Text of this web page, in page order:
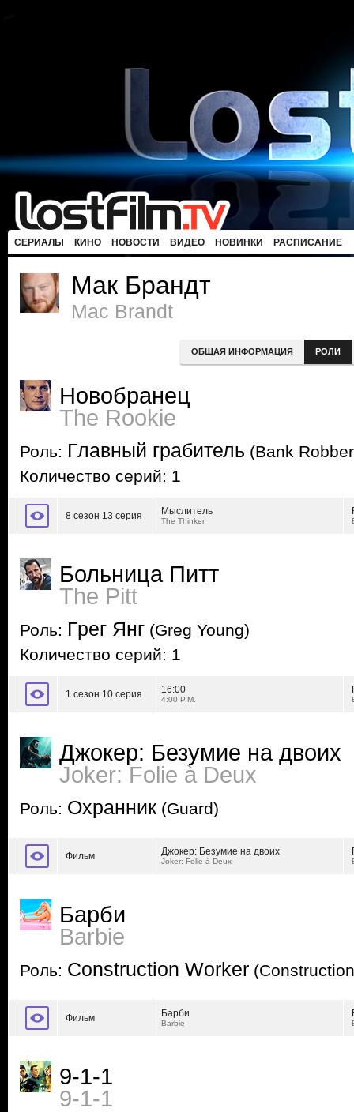
СЕРИАЛЫ КИНО НОВОСТИ ВИДЕО НОВИНКИ РАСПИСАНИЕ
Мак Брандт
Mac Brandt
ОБЩАЯ ИНФОРМАЦИЯ РОЛИ
Новобранец
The Rookie
Роль: Главный грабитель (Bank
Количество серий: 1
8 сезон 13 серия Мыслитель
The Thinker
Больница Питт
The Pitt
Роль: Грег Янг (Greg Young)
Количество серий: 1
1 сезон 10 серия 16:00
4:00 P.M.
Джокер: Безумие на двоих
Joker: Folie à Deux
Роль: Охранник (Guard)
Фильм Джокер: Безумие на двоих
Joker: Folie à Deux
Барби
Barbie
Роль: Construction Worker
Фильм Барби
Barbie
9-1-1
9-1-1